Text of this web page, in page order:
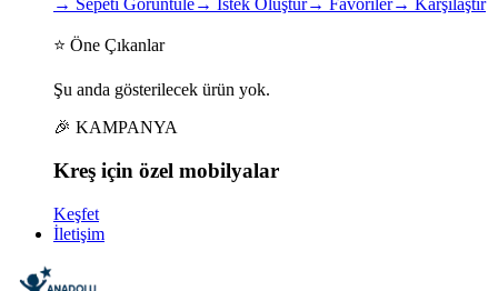
→ Sepeti Görüntüle→ İstek Oluştur→ Favoriler→ Karşılaştır
⭐ Öne Çıkanlar
Şu anda gösterilecek ürün yok.
🎉 KAMPANYA
Kreş için özel mobilyalar
Keşfet
İletişim